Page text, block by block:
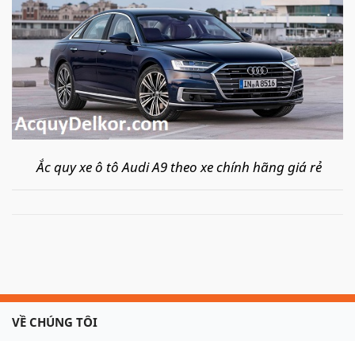
Ắc quy xe ô tô Audi A9 theo xe chính hãng giá rẻ
lợi tại khắp các thành phố lớn tại Việt Nam như: Hà
Nội, thành phố Hồ Chí Minh, Đà Nẵng, Hải Phòng..
VỀ CHÚNG TÔI